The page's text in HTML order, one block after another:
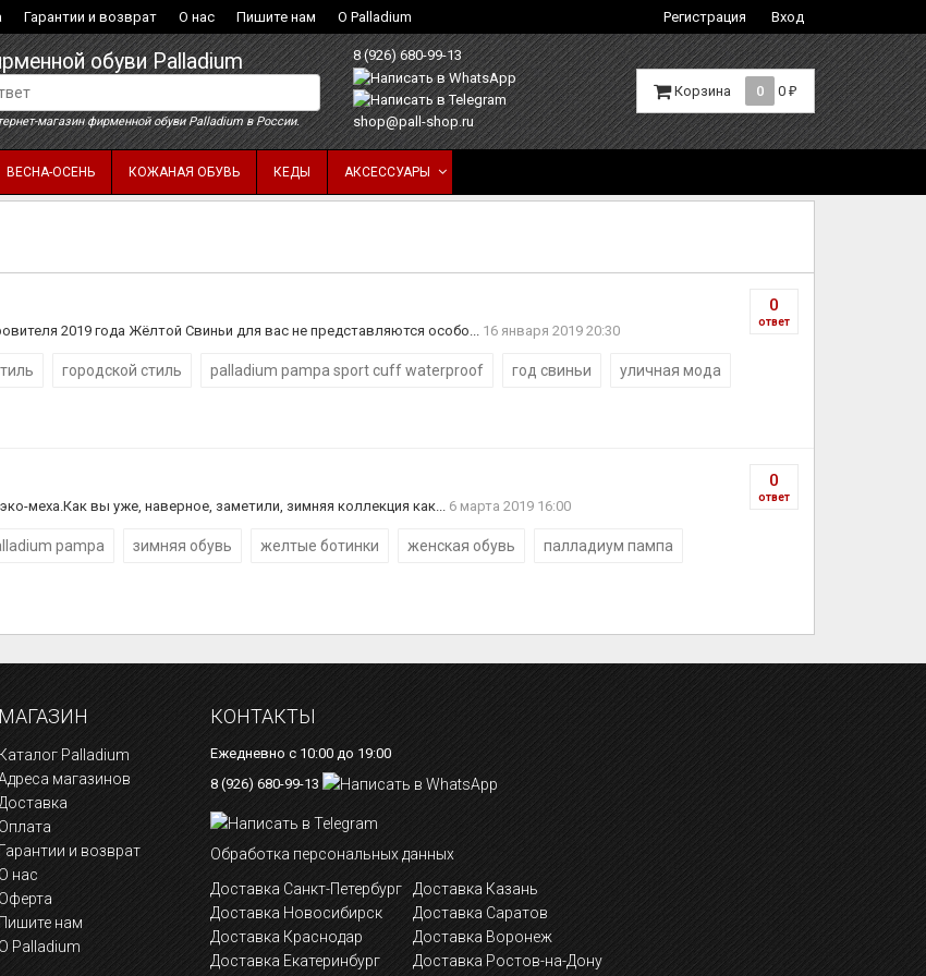
Гарантии и возврат О нас Пишите нам О Palladium Регистрация Вход
обуви Palladium
магазин фирменной обуви Palladium в России.
8 (926) 680-99-13
shop@pall-shop.ru
Корзина 0 0 ₽
ВЕСНА-ОСЕНЬ КОЖАНАЯ ОБУВЬ КЕДЫ АКСЕССУАРЫ
0
ответ
2019 года Жёлтой Свиньи для вас не представляются особо... 16 января 2019 20:30
городской стиль palladium pampa sport cuff waterproof год свиньи уличная мода
0
ответ
меха.Как вы уже, наверное, заметили, зимняя коллекция как... 6 марта 2019 16:00
pampa зимняя обувь желтые ботинки женская обувь палладиум пампа
МАГАЗИН
Каталог Palladium
магазинов
Доставка
Оплата
Гарантии и возврат
О нас
Оферта
Пишите нам
О Palladium
КОНТАКТЫ
Ежедневно с 10:00 до 19:00
8 (926) 680-99-13
Обработка персональных данных
Доставка Санкт-Петербург
Доставка Новосибирск
Доставка Краснодар
Доставка Екатеринбург
Доставка Казань
Доставка Саратов
Доставка Воронеж
Доставка Ростов-на-Дону